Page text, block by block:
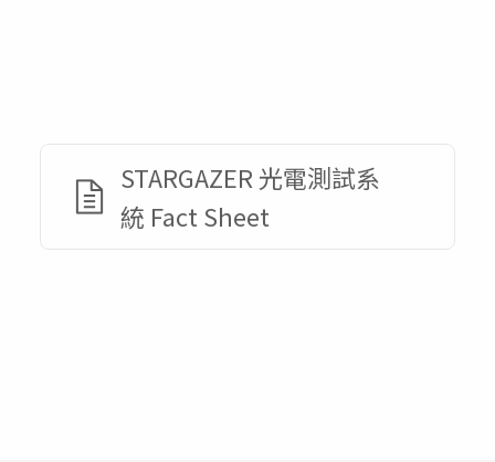
STARGAZER 光電測試系
統 Fact Sheet